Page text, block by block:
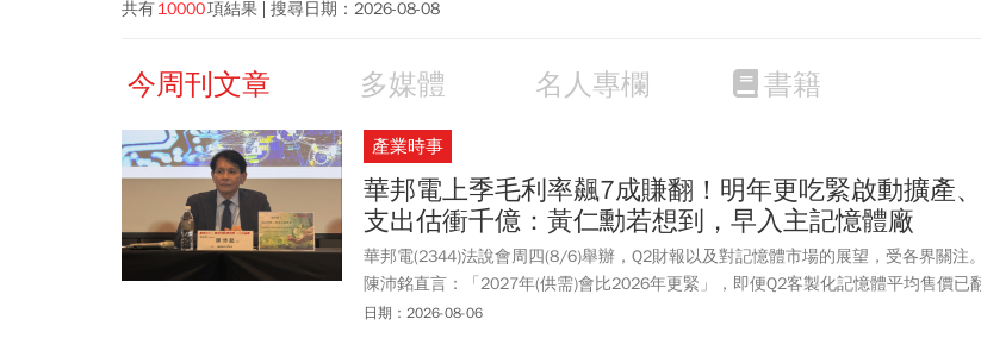
共有10000項結果 搜尋日期： 2026-08-08
今周刊文章 多媒體 名人專欄 書籍
產業時事
華邦電上季毛利率飆7成賺翻！明年更吃緊啟動擴產
支出估衝千億：黃仁勳若想到，早入主記憶體廠
華邦電(2344)法說會周四(8/6)舉辦，Q2財報以及對記憶體市場的展望，受各界關注
陳沛銘直言：「2027年(供需)會比2026年更緊」，即便Q2客製化記憶體平均售價已
期Q3仍能有相當漲幅。此外，華邦電也預告，已準備啟動高雄廠Module B的擴產計
日期：2026-08-06